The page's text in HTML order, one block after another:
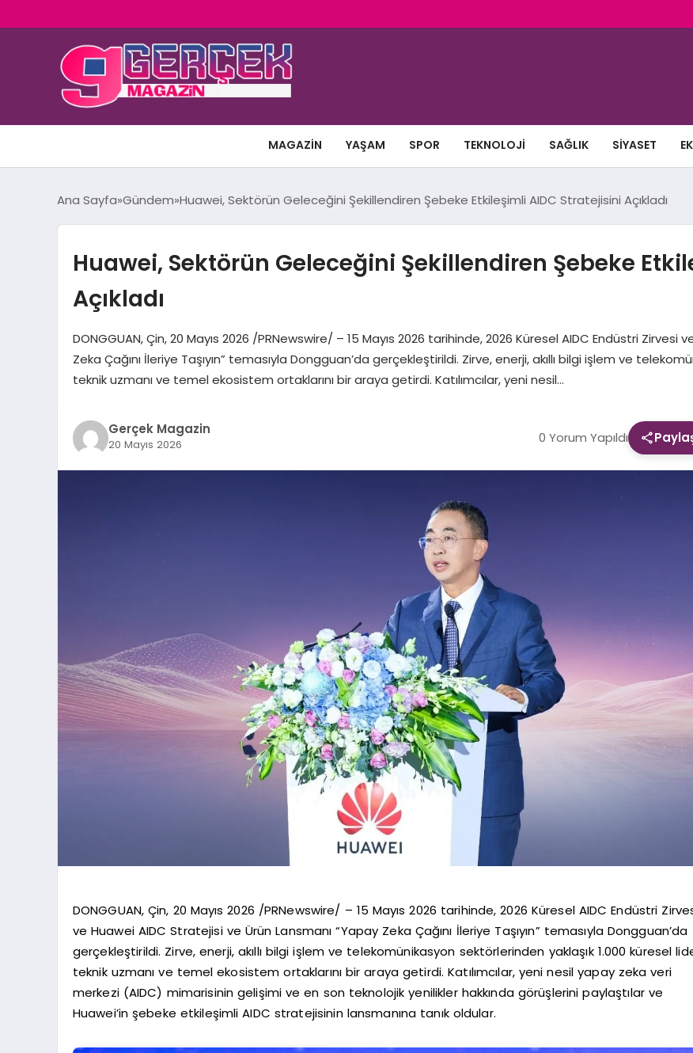
MAGAZIN YAŞAM SPOR TEKNOLOJI SAĞLIK SIYASET
Ana Sayfa Gündem Huawei, Sektörün Geleceğini Şekillendiren Şebeke Etkileşimli AIDC Stratejisini Açıkladı
Huawei, Sektörün Geleceğini Şekillendiren Şebeke
Açıkladı
DONGGUAN, Çin, 20 Mayıs 2026 /PRNewswire/ – 15 Mayıs 2026 tarihinde, 2026 Küresel AIDC Endüstri
Zeka Çağını İleriye Taşıyın” temasıyla Dongguan’da gerçekleştirildi. Zirve, enerji, akıllı bilgi işlem ve
teknik uzmanı ve temel ekosistem ortaklarını bir araya getirdi. Katılımcılar, yeni nesil…
Gerçek Magazin
20 Mayıs 2026 0 Yorum Yapıldı
DONGGUAN, Çin, 20 Mayıs 2026 /PRNewswire/ – 15 Mayıs 2026 tarihinde, 2026 Küresel AIDC Endüstri
ve Huawei AIDC Stratejisi ve Ürün Lansmanı “Yapay Zeka Çağını İleriye Taşıyın” temasıyla Dongguan’da
gerçekleştirildi. Zirve, enerji, akıllı bilgi işlem ve telekomünikasyon sektörlerinden yaklaşık 1.000 küresel
teknik uzmanı ve temel ekosistem ortaklarını bir araya getirdi. Katılımcılar, yeni nesil yapay zeka veri
merkezi (AIDC) mimarisinin gelişimi ve en son teknolojik yenilikler hakkında görüşlerini paylaştılar ve
Huawei’in şebeke etkileşimli AIDC stratejisinin lansmanına tanık oldular.